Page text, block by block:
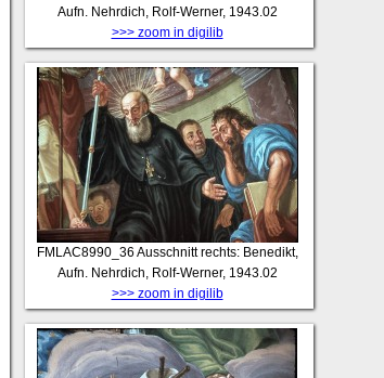
Aufn. Nehrdich, Rolf-Werner, 1943.02
>>> zoom in digilib
FMLAC8990_36 Ausschnitt rechts: Benedikt,
Aufn. Nehrdich, Rolf-Werner, 1943.02
>>> zoom in digilib